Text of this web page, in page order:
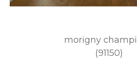
morigny
(91150)